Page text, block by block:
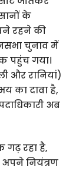
के
रहने की
चुनाव में
पहुंच गया।
और रानियां)
का दावा है,
अब
गढ़ रहा है,
अपने नियंत्रण